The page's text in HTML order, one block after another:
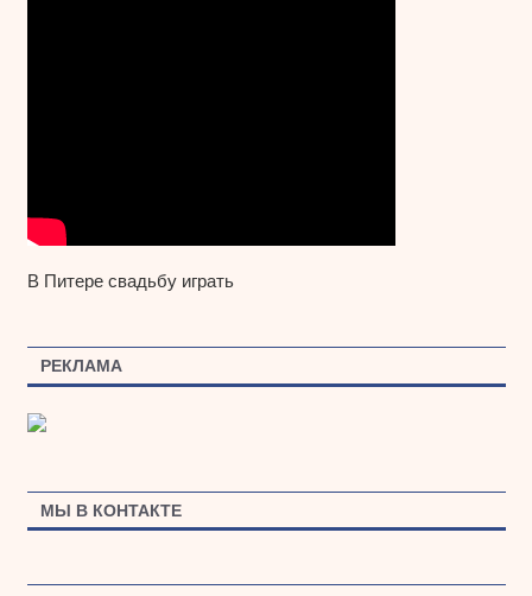
В Питере свадьбу играть
РЕКЛАМА
МЫ В КОНТАКТЕ